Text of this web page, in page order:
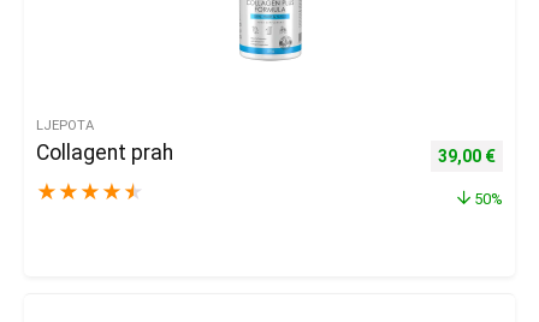
LJEPOTA
Collagent prah
★ ★ ★ ★ ★
Izvorna
39,00 €
50%